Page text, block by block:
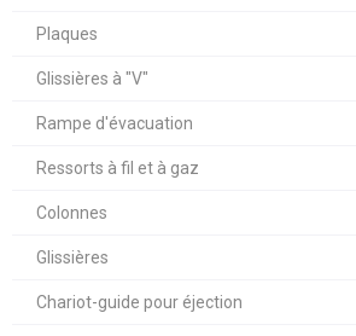
Plaques
Glissières à "V"
Rampe d'évacuation
Ressorts à fil et à gaz
Colonnes
Glissières
Chariot-guide pour éjection